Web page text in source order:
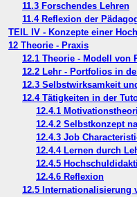
11.3 Forschendes Lehren
11.4 Reflexion der
TEIL IV - Konzepte einer
12 Theorie - Praxis
12.1 Theorie - Modell von
12.2 Lehr - Portfolios in
12.3 Selbstwirksamkeit
12.4 Tätigkeiten in der
12.4.1
12.4.2 Selbstkonzept
12.4.3 Job
12.4.4 Lernen durch
12.4.5
12.4.6 Reflexion
12.5 Internationalisierung